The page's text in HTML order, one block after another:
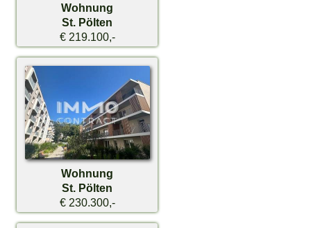
Wohnung
St. Pölten
€ 219.100,-
Wohnung
St. Pölten
€ 230.300,-